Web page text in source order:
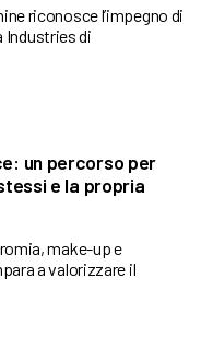
riconosce l’impegno di
Industries di
un percorso per
e la propria
make-up e
a valorizzare il